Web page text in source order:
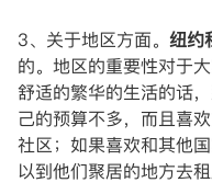
3、关于地区方面。 纽约
的。地区的重要性对于
舒适的繁华的生活的话
己的预算不多，而且喜
社区；如果喜欢和其他
以到他们聚居的地方去租